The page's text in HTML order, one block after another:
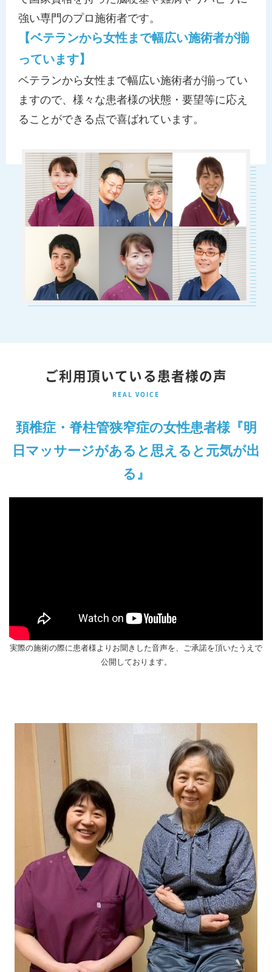
強い専門のプロ施術者です。
【ベテランから女性まで幅広い施術者が揃
っています】
ベテランから女性まで幅広い施術者が揃ってい
ますので、様々な患者様の状態・要望等に応え
ることができる点で喜ばれています。
ご利用頂いている患者様の声
REAL VOICE
頚椎症・脊柱管狭窄症の女性患者様『明
日マッサージがあると思えると元気が出
る』
実際の施術の際に患者様よりお聞きした音声を、ご承諾を頂いたうえで
公開しております。